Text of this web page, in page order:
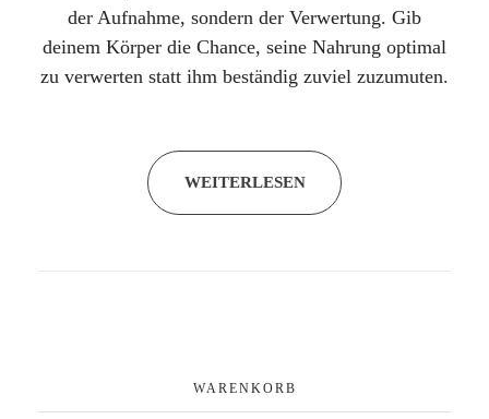
der Aufnahme, sondern der Verwertung. Gib
deinem Körper die Chance, seine Nahrung optimal
zu verwerten statt ihm beständig zuviel zuzumuten.
WEITERLESEN
WARENKORB